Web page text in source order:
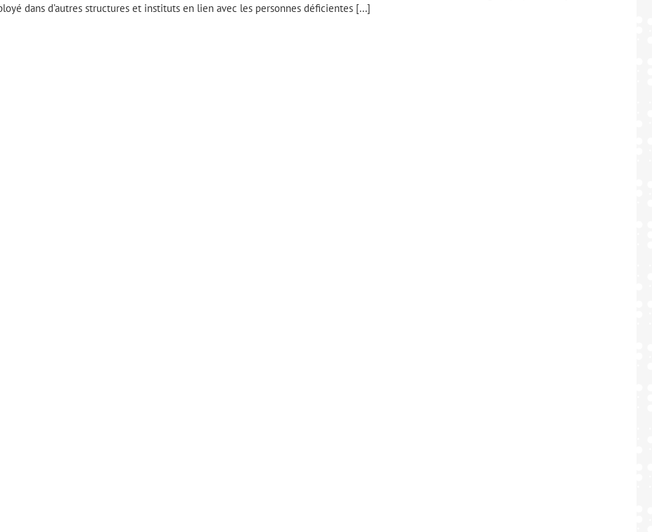
dans d’autres structures et instituts en lien avec les personnes déficientes [...]